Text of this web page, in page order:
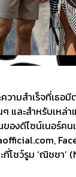
ความสำเร็จที่เธอ
ๆ และสำหรับเห
องดีไซน์เนอร์ค
โชว์รูม ‘ณิชชา’